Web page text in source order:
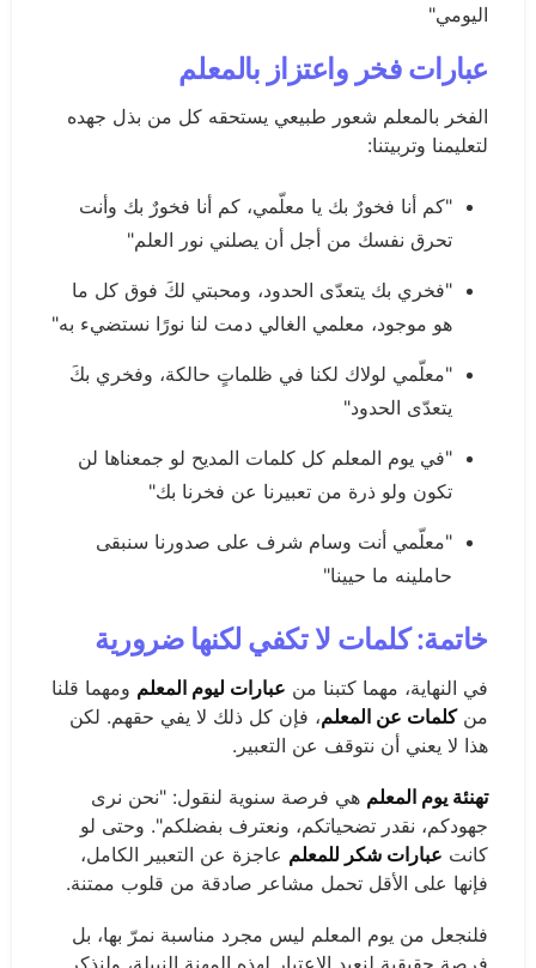
اليومي"
عبارات فخر واعتزاز بالمعلم
الفخر بالمعلم شعور طبيعي يستحقه كل من بذل جهده
لتعليمنا وتربيتنا:
"كم أنا فخورٌ بك يا معلّمي، كم أنا فخورٌ بك وأنت
تحرق نفسك من أجل أن يصلني نور العلم"
"فخري بك يتعدّى الحدود، ومحبتي لكَ فوق كل ما
هو موجود، معلمي الغالي دمت لنا نورًا نستضيء به"
"معلّمي لولاك لكنا في ظلماتٍ حالكة، وفخري بكَ
يتعدّى الحدود"
"في يوم المعلم كل كلمات المديح لو جمعناها لن
تكون ولو ذرة من تعبيرنا عن فخرنا بك"
"معلّمي أنت وسام شرف على صدورنا سنبقى
حاملينه ما حيينا"
خاتمة: كلمات لا تكفي لكنها ضرورية
في النهاية، مهما كتبنا من عبارات ليوم المعلم ومهما قلنا
منكلمات عن المعلم، فإن كل ذلك لا يفي حقهم. لكن
هذا لا يعني أن نتوقف عن التعبير.
تهنئة يوم المعلم هي فرصة سنوية لنقول: "نحن نرى
جهودكم، نقدر تضحياتكم، ونعترف بفضلكم". وحتى لو
كانت عبارات شكر للمعلم عاجزة عن التعبير الكامل،
فإنها على الأقل تحمل مشاعر صادقة من قلوب ممتنة.
فلنجعل من يوم المعلم ليس مجرد مناسبة نمرّ بها، بل